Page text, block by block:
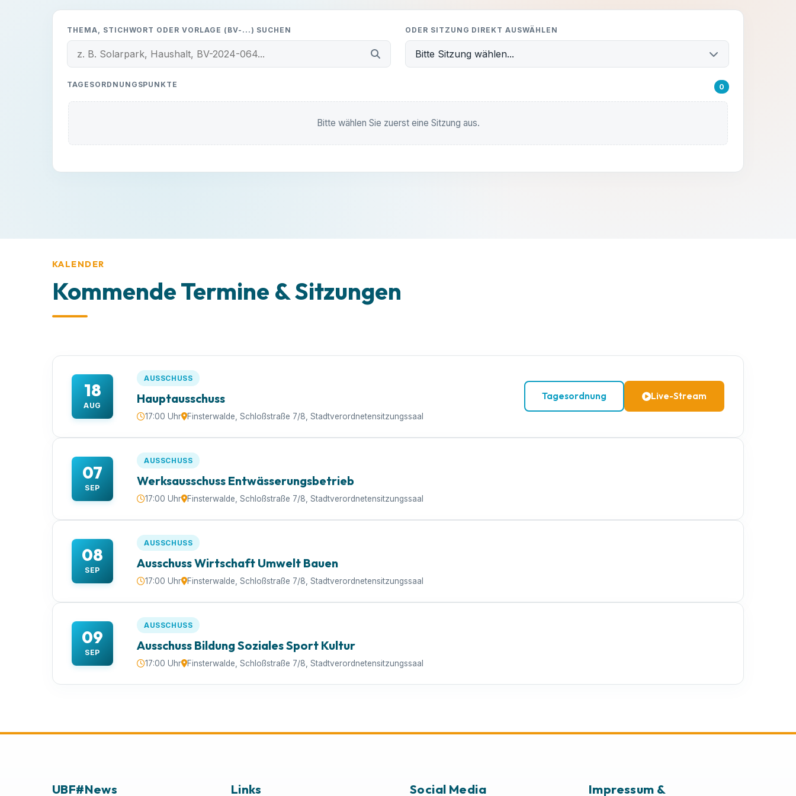
THEMA, STICHWORT ODER VORLAGE (BV-...) SUCHEN ODER SITZUNG DIREKT AUSWÄHLEN
Bitte Sitzung wählen...
TAGESORDNUNGSPUNKTE 0
Bitte wählen Sie zuerst eine Sitzung aus.
KALENDER
Kommende Termine & Sitzungen
18
AUG
AUSSCHUSS
Hauptausschuss
17:00 Uhr Finsterwalde, Schloßstraße 7/8, Stadtverordnetensitzungssaal
Tagesordnung Live-Stream
07
SEP
AUSSCHUSS
Werksausschuss Entwässerungsbetrieb
17:00 Uhr Finsterwalde, Schloßstraße 7/8, Stadtverordnetensitzungssaal
08
SEP
AUSSCHUSS
Ausschuss Wirtschaft Umwelt Bauen
17:00 Uhr Finsterwalde, Schloßstraße 7/8, Stadtverordnetensitzungssaal
09
SEP
AUSSCHUSS
Ausschuss Bildung Soziales Sport Kultur
17:00 Uhr Finsterwalde, Schloßstraße 7/8, Stadtverordnetensitzungssaal
UBF#News Links Social Media
Impressum &
Alles klar, danke!